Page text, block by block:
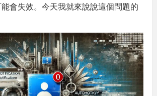
會失效。今天我就來說說這個問題的